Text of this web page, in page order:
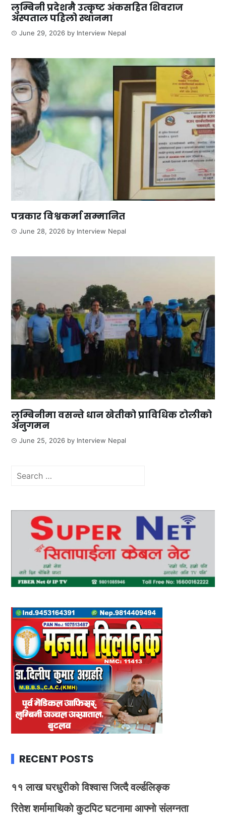
लुम्बिनी प्रदेशमै उत्कृष्ट अंकसहित शिवराज
अस्पताल पहिलो स्थानमा
June 29, 2026 by Interview Nepal
पत्रकार विश्वकर्मा सम्मानित
June 28, 2026 by Interview Nepal
लुम्बिनीमा वसन्ते धान खेतीको प्राविधिक टोलीको
अनुगमन
June 25, 2026 by Interview Nepal
Search
RECENT POSTS
११ लाख घरधुरीको विश्वास जित्दै वर्ल्डलिङ्क
रितेश शर्मामाथिको कुटपिट घटनामा आफ्नो संलग्नता